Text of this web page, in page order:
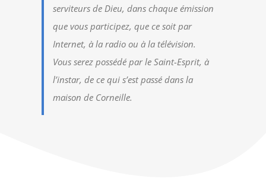
serviteurs de Dieu, dans chaque émission
que vous participez, que ce soit par
Internet, à la radio ou à la télévision.
Vous serez possédé par le Saint-Esprit, à
l’instar, de ce qui s’est passé dans la
maison de Corneille.